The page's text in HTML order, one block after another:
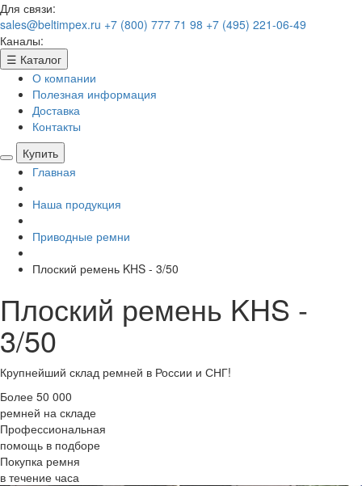
Для связи:
sales@beltimpex.ru +7 (800) 777 71 98 +7 (495) 221-06-49
Каналы:
☰ Каталог
О компании
Полезная информация
Доставка
Контакты
Купить
Главная
Наша продукция
Приводные ремни
Плоский ремень KHS - 3/50
Плоский ремень KHS -
3/50
Крупнейший склад ремней в России и СНГ!
Более 50 000
ремней на складе
Профессиональная
помощь в подборе
Покупка ремня
в течение часа